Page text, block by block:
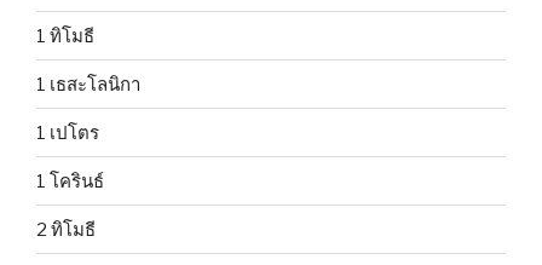
1 ทิโมธี
1 เธสะโลนิกา
1 เปโตร
1 โครินธ์
2 ทิโมธี